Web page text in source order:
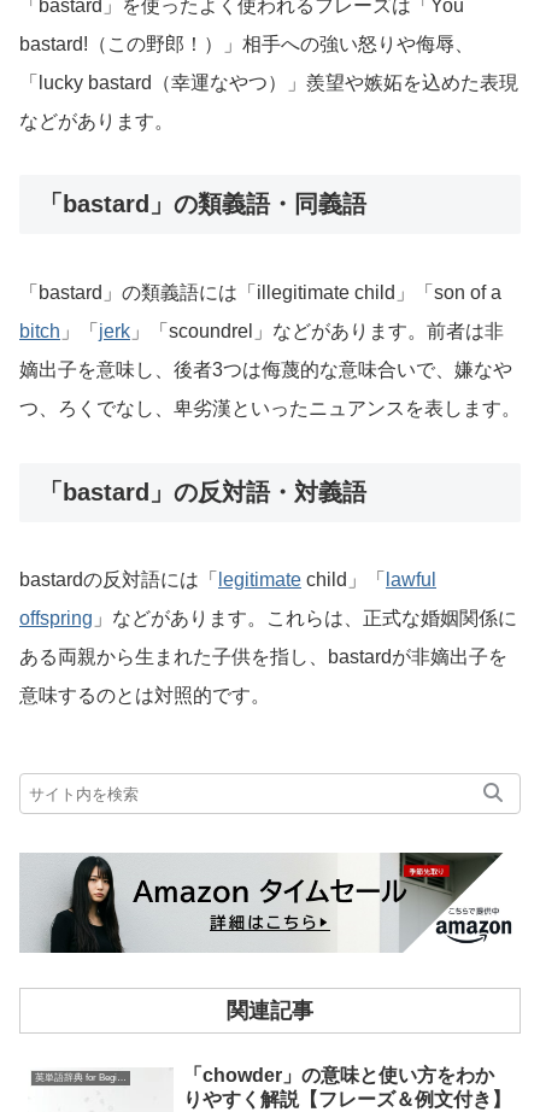
「bastard」を使ったよく使われるフレーズは「You
bastard!（この野郎！）」相手への強い怒りや侮辱、
「lucky bastard（幸運なやつ）」羨望や嫉妬を込めた表現
などがあります。
「bastard」の類義語・同義語
「bastard」の類義語には「illegitimate child」「son of a
bitch 」「 jerk 」「scoundrel」などがあります。前者は非
嫡出子を意味し、後者3つは侮蔑的な意味合いで、嫌なや
つ、ろくでなし、卑劣漢といったニュアンスを表します。
「bastard」の反対語・対義語
bastardの反対語には「 legitimate child」「 lawful
offspring 」などがあります。これらは、正式な婚姻関係に
ある両親から生まれた子供を指し、bastardが非嫡出子を
意味するのとは対照的です。
関連記事
英単語辞典 for Beginners
「chowder」の意味と使い方をわか
りやすく解説【フレーズ＆例文付き】